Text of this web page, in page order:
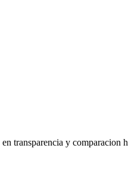
transparencia y comparacion